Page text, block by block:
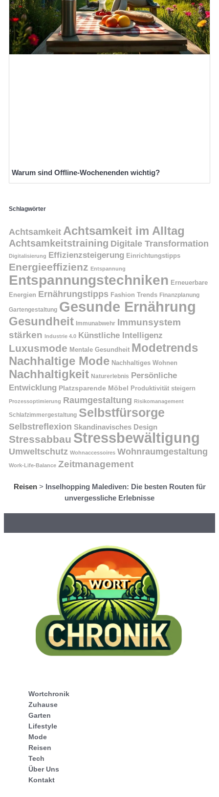
Warum sind Offline-Wochenenden wichtig?
Schlagwörter
Achtsamkeit Achtsamkeit im Alltag
Achtsamkeitstraining Digitale Transformation
Digitalisierung Effizienzsteigerung Einrichtungstipps
Energieeffizienz Entspannung
Entspannungstechniken Erneuerbare
Energien Ernährungstipps Fashion Trends Finanzplanung
Gartengestaltung Gesunde Ernährung
Gesundheit Immunabwehr Immunsystem
stärken Industrie 4.0 Künstliche Intelligenz
Luxusmode Mentale Gesundheit Modetrends
Nachhaltige Mode Nachhaltiges Wohnen
Nachhaltigkeit Naturerlebnis Persönliche
Entwicklung Platzsparende Möbel Produktivität steigern
Prozessoptimierung Raumgestaltung Risikomanagement
Schlafzimmergestaltung Selbstfürsorge
Selbstreflexion Skandinavisches Design
Stressabbau Stressbewältigung
Umweltschutz Wohnaccessoires Wohnraumgestaltung
Work-Life-Balance Zeitmanagement
Reisen> Inselhopping Malediven: Die besten Routen für
unvergessliche Erlebnisse
Wortchronik
Zuhause
Garten
Lifestyle
Mode
Reisen
Tech
Über Uns
Kontakt